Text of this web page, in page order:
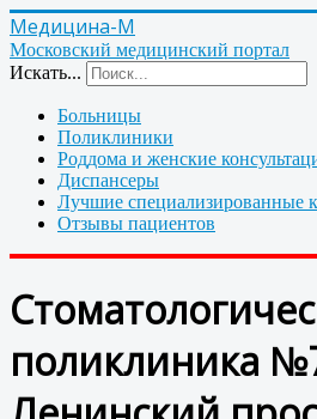
Медицина-М
Московский медицинский портал
Искать...
Больницы
Поликлиники
Роддома и женские
Диспансеры
Лучшие специализированные
Отзывы пациентов
поликлиника